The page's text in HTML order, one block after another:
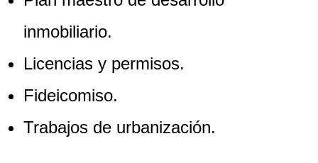
inmobiliario.
Licencias y permisos.
Fideicomiso.
Trabajos de urbanización.